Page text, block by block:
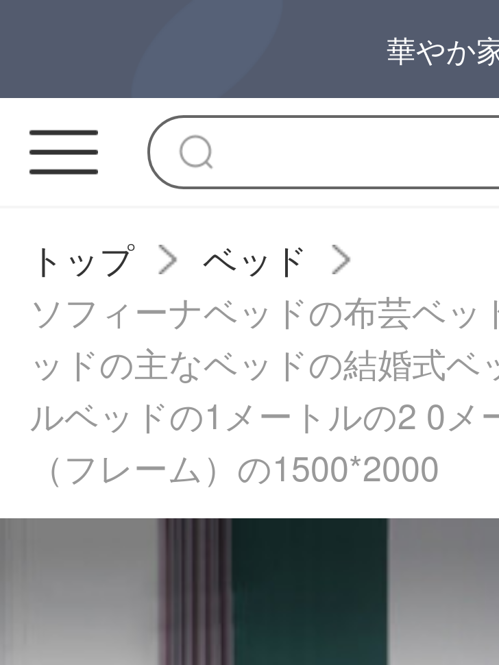
華やか
トップ
ベッド
ソフィーナベッドの布芸ベ
ッドの主なベッドの結婚式
ルベッドの1メートルの2 0メ
（フレーム）の1500*2000